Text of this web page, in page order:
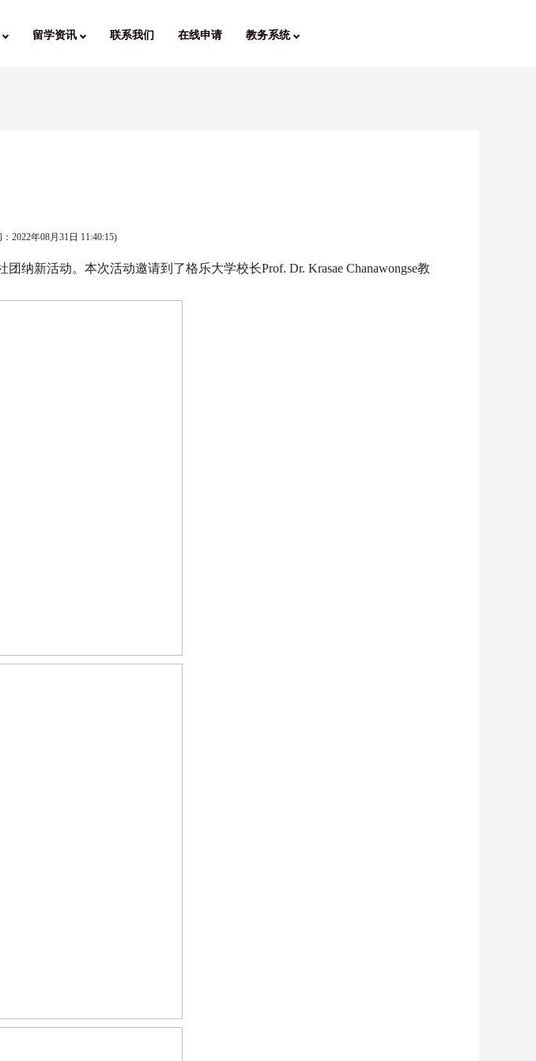
留学资讯 联系我们 在线申请 教务系统
2022年08月31日 11:40:15)
纳新活动。本次活动邀请到了格乐大学校长Prof. Dr. Krasae Chanawongse教